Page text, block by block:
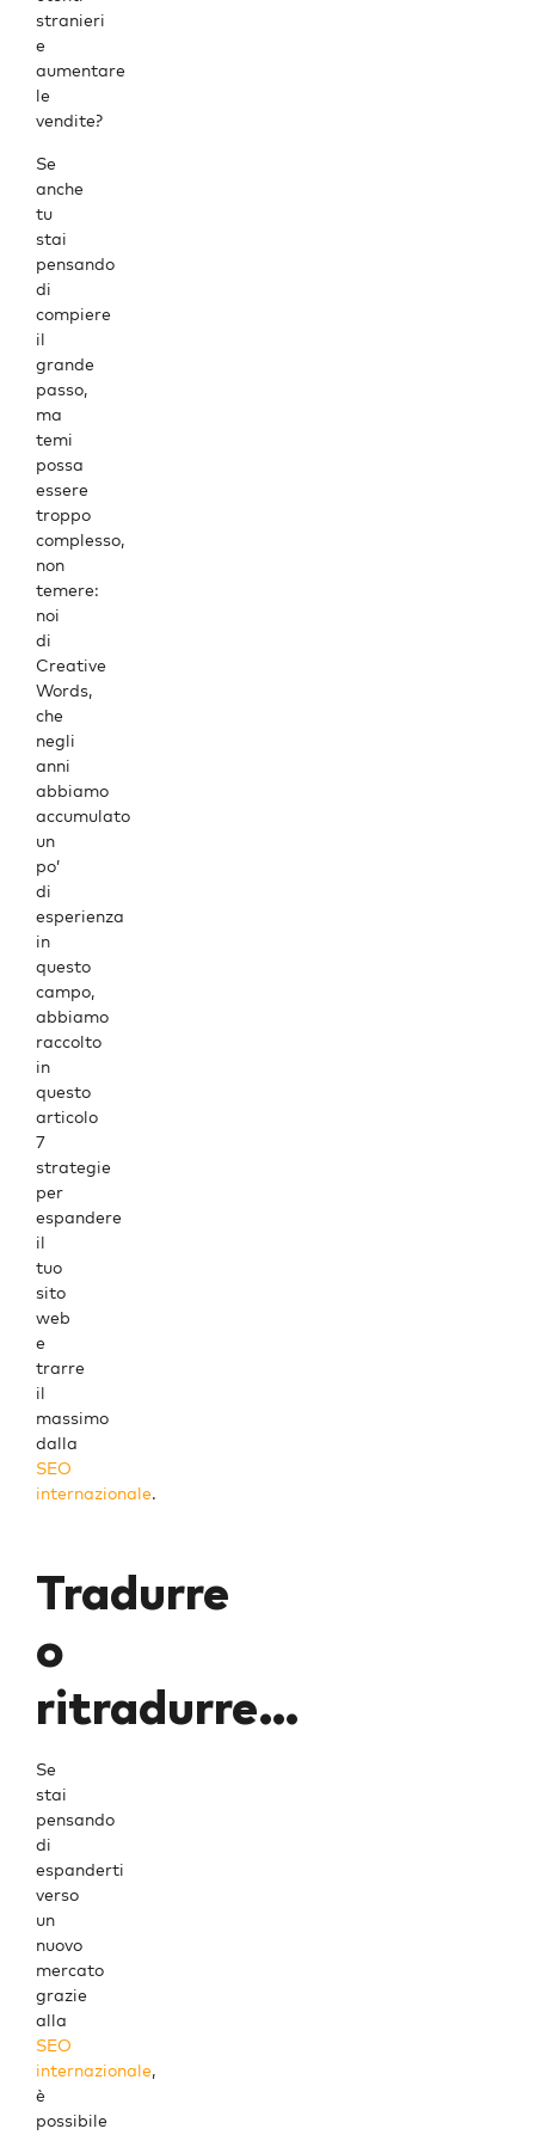
stranieri
e
aumentare
le
vendite?
Se
anche
tu
stai
pensando
di
compiere
il
grande
passo,
ma
temi
possa
essere
troppo
complesso,
non
temere:
noi
di
Creative
Words,
che
negli
anni
abbiamo
accumulato
un
po’
di
esperienza
in
questo
campo,
abbiamo
raccolto
in
questo
articolo
7
strategie
per
espandere
il
tuo
sito
web
e
trarre
il
massimo
dalla
SEO
internazionale.
Tradurre
o
ritradurre…
Se
stai
pensando
di
espanderti
verso
un
nuovo
mercato
grazie
alla
SEO
internazionale,
è
possibile